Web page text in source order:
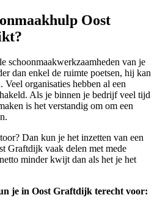
Oost
schoonmaakwerkzaamheden van je
dan enkel de ruimte poetsen, hij kan
Veel organisaties hebben al een
Als je binnen je bedrijf veel tijd
is het verstandig om om een
Dan kun je het inzetten van een
Graftdijk vaak delen met mede
minder kwijt dan als het je het
je in Oost Graftdijk terecht voor: